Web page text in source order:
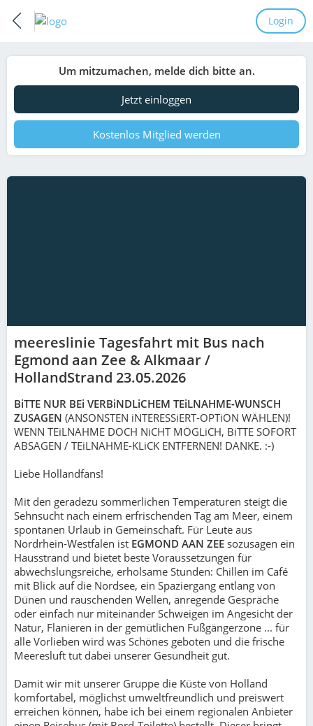
Login
Um mitzumachen, melde dich bitte an.
Jetzt einloggen
Kostenlos Mitglied werden
meereslinie Tagesfahrt mit Bus nach
Egmond aan Zee & Alkmaar /
HollandStrand 23.05.2026
BiTTE NUR BEi VERBiNDLiCHEM TEiLNAHME-WUNSCH
ZUSAGEN (ANSONSTEN iNTERESSiERT-OPTiON WÄHLEN)!
WENN TEiLNAHME DOCH NiCHT MÖGLiCH, BiTTE SOFORT
ABSAGEN / TEiLNAHME-KLiCK ENTFERNEN! DANKE. :-)
Liebe Hollandfans!
Mit den geradezu sommerlichen Temperaturen steigt die
Sehnsucht nach einem erfrischenden Tag am Meer, einem
spontanen Urlaub in Gemeinschaft. Für Leute aus
Nordrhein-Westfalen ist EGMOND AAN ZEE sozusagen ein
Hausstrand und bietet beste Voraussetzungen für
abwechslungsreiche, erholsame Stunden: Chillen im Café
mit Blick auf die Nordsee, ein Spaziergang entlang von
Dünen und rauschenden Wellen, anregende Gespräche
oder einfach nur miteinander Schweigen im Angesicht der
Natur, Flanieren in der gemütlichen Fußgängerzone ... für
alle Vorlieben wird was Schönes geboten und die frische
Meeresluft tut dabei unserer Gesundheit gut.
Damit wir mit unserer Gruppe die Küste von Holland
komfortabel, möglichst umweltfreundlich und preiswert
erreichen können, habe ich bei einem regionalen Anbieter